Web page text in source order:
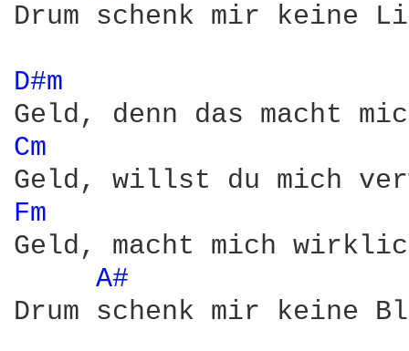
Drum schenk mir keine
D#m
Cm
Fm
Geld, macht mich
A#
Drum schenk mir keine